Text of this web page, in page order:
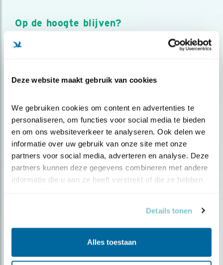
Deze website maakt gebruik van cookies
We gebruiken cookies om content en advertenties te
personaliseren, om functies voor social media te bieden
en om ons websiteverkeer te analyseren. Ook delen we
informatie over uw gebruik van onze site met onze
partners voor social media, adverteren en analyse. Deze
partners kunnen deze gegevens combineren met andere
informatie die u aan ze heeft verstrekt of die ze hebben
Details tonen
Alles toestaan
Op de hoogte blijven?
Meld je aan en ontvang nieuws, inspiratie, acties en tips
over vogels en activiteiten van Vogelbescherming.